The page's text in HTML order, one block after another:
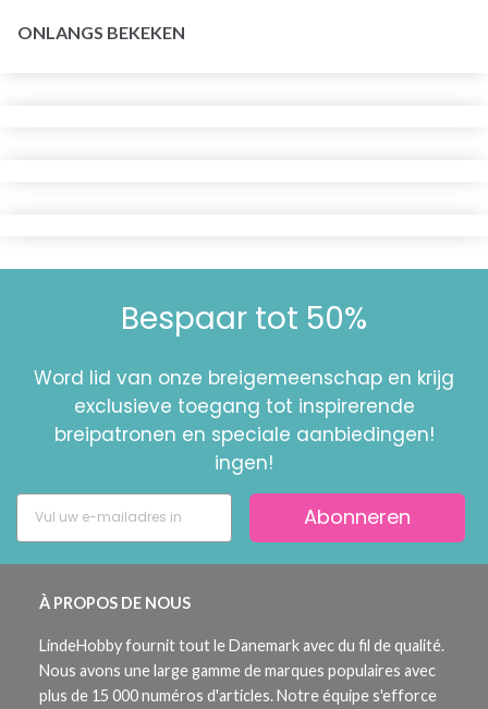
ONLANGS BEKEKEN
Bespaar tot 50%
Word lid van onze breigemeenschap en krijg
exclusieve toegang tot inspirerende
breipatronen en speciale aanbiedingen!
ingen!
Abonneren
À PROPOS DE NOUS
LindeHobby fournit tout le Danemark avec du fil de qualité.
Nous avons une large gamme de marques populaires avec
plus de 15 000 numéros d'articles. Notre équipe s'efforce